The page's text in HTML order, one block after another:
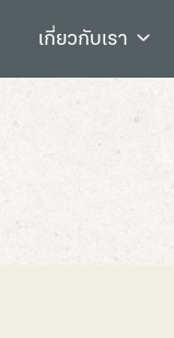
เกี่ยวกับเรา